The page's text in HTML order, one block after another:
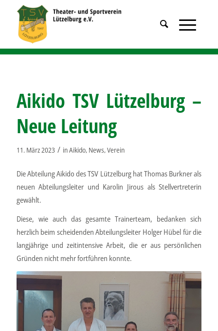
Aikido TSV Lützelburg –
Neue Leitung
11. März 2023 / inAikido, News,Verein
Die Abteilung Aikido des TSV Lützelburg hat Thomas Burkner als
neuen Abteilungsleiter und Karolin Jirous als Stellvertreterin
gewählt.
Diese, wie auch das gesamte Trainerteam, bedanken sich
herzlich beim scheidenden Abteilungsleiter Holger Hübel für die
langjährige und zeitintensive Arbeit, die er aus persönlichen
Gründen nicht mehr fortführen konnte.